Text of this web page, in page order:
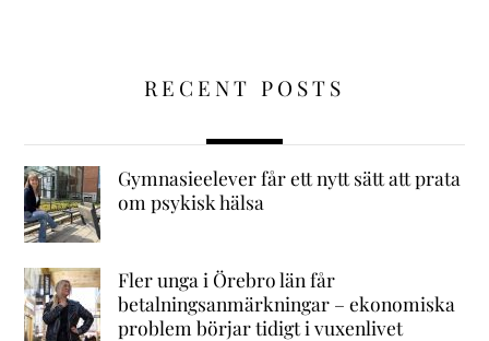
RECENT POSTS
Gymnasieelever får ett nytt sätt att prata
om psykisk hälsa
Fler unga i Örebro län får
betalningsanmärkningar – ekonomiska
problem börjar tidigt i vuxenlivet